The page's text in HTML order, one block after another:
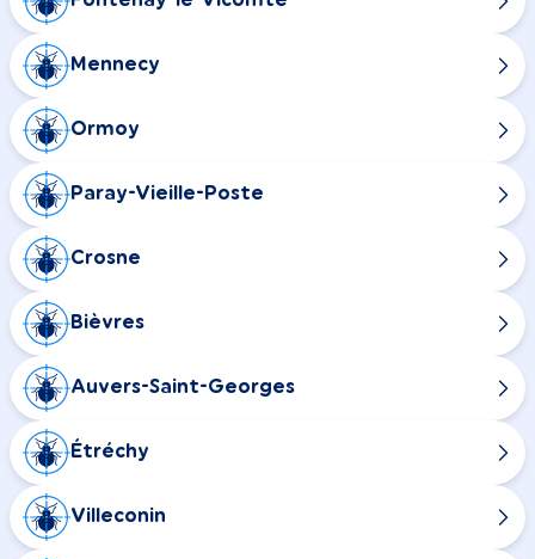
Mennecy
Ormoy
Paray-Vieille-Poste
Crosne
Bièvres
Auvers-Saint-Georges
Étréchy
Villeconin